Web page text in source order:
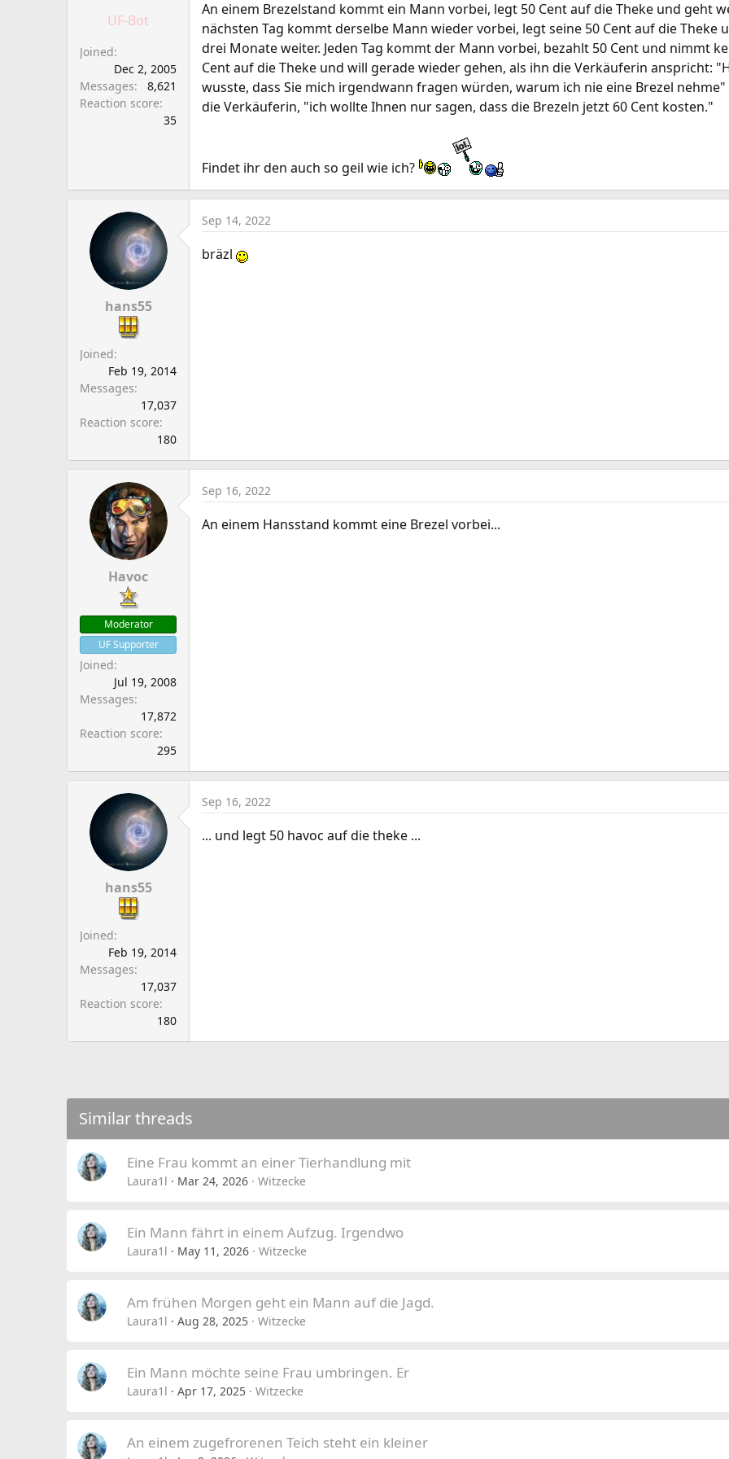
e
UF-Bot
Joined
Dec 2, 2005
Messages
8,621
Reaction score
35
An einem Brezelstand kommt ein Mann vorbei, legt 50 Cent auf die Theke und geht
nächsten Tag kommt derselbe Mann wieder vorbei, legt seine 50 Cent auf die Theke
drei Monate weiter. Jeden Tag kommt der Mann vorbei, bezahlt 50 Cent und nimmt
Cent auf die Theke und will gerade wieder gehen, als ihn die Verkäuferin anspricht:
wusste, dass Sie mich irgendwann fragen würden, warum ich nie eine Brezel
die Verkäuferin, "ich wollte Ihnen nur sagen, dass die Brezeln jetzt 60 Cent kosten."
Findet ihr den auch so geil wie ich?
hans55
Joined
Feb 19, 2014
Messages
17,037
Reaction score
180
Sep 14, 2022
bräzl
Havoc
Moderator
UF Supporter
Joined
Jul 19, 2008
Messages
17,872
Reaction score
295
Sep 16, 2022
An einem Hansstand kommt eine Brezel vorbei...
hans55
Joined
Feb 19, 2014
Messages
17,037
Reaction score
180
Sep 16, 2022
... und legt 50 havoc auf die theke ...
Similar threads
Eine Frau kommt an einer Tierhandlung mit
Laura1l Mar 24, 2026 Witzecke
Ein Mann fährt in einem Aufzug. Irgendwo
Laura1l May 11, 2026 Witzecke
Am frühen Morgen geht ein Mann auf die Jagd.
Laura1l Aug 28, 2025 Witzecke
Ein Mann möchte seine Frau umbringen. Er
Laura1l Apr 17, 2025 Witzecke
An einem zugefrorenen Teich steht ein kleiner